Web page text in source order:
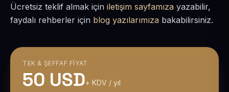
Ücretsiz teklif almak için iletişim sayfamıza yazabilir,
faydalı rehberler için blog yazılarımıza bakabilirsiniz.
TEK & ŞEFFAF FIYAT
50 USD+ KDV / yıl